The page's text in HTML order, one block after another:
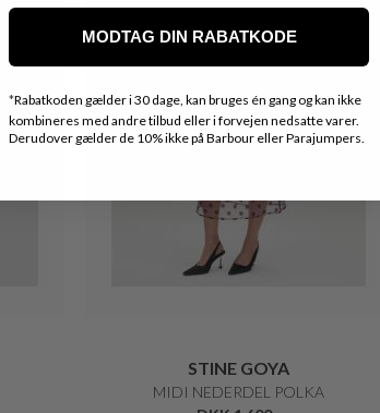
STINE GOYA
MIDI NEDERDEL POLKA
MODTAG DIN RABATKODE
*Rabatkoden gælder i 30 dage, kan bruges én gang og kan ikke
kombineres med andre tilbud eller i forvejen nedsatte varer.
Derudover gælder de 10% ikke på Barbour eller Parajumpers.